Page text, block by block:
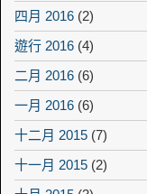
四月 2016 (2)
遊行 2016 (4)
二月 2016 (6)
一月 2016 (6)
十二月 2015 (7)
十一月 2015 (2)